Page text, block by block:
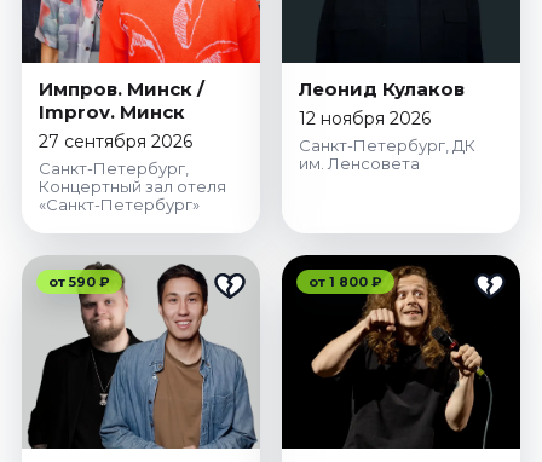
Импров. Минск /
Improv. Минск
27 сентября 2026
Санкт-Петербург,
Концертный зал отеля
«Санкт-Петербург»
Леонид Кулаков
12 ноября 2026
Санкт-Петербург, ДК
им. Ленсовета
от 590 ₽ от 1 800 ₽